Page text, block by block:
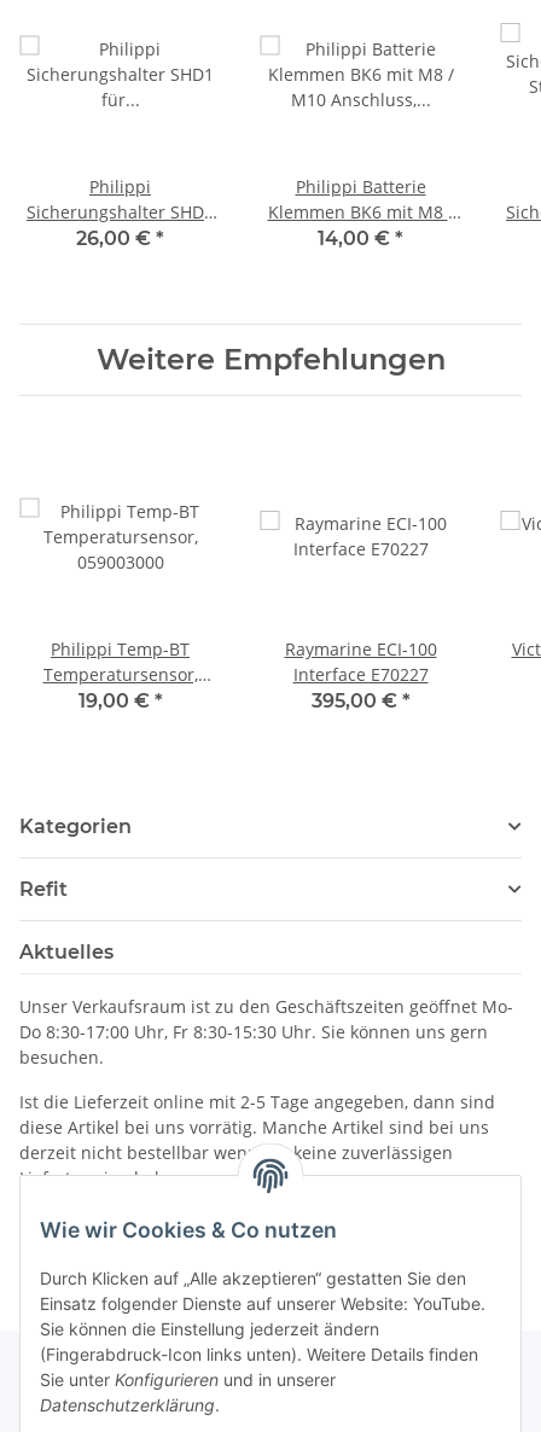
Wie wir Cookies & Co nutzen
Durch Klicken auf „Alle akzeptieren“ gestatten Sie den
Einsatz folgender Dienste auf unserer Website: YouTube.
Sie können die Einstellung jederzeit ändern
(Fingerabdruck-Icon links unten). Weitere Details finden
Sie unter Konfigurieren und in unserer
Datenschutzerklärung.
Philippi
Sicherungshalter SHD1
für Streifensicherungen,
26,00 € *
Philippi Batterie
Klemmen BK6 mit M8 /
M10 Anschluss,
14,00 € *
Weitere Empfehlungen
Philippi Temp-BT
Temperatursensor,
059003000
19,00 € *
Raymarine ECI-100
Interface E70227
395,00 € *
Kategorien
Refit
Aktuelles
Unser Verkaufsraum ist zu den Geschäftszeiten geöffnet Mo-
Do 8:30-17:00 Uhr, Fr 8:30-15:30 Uhr. Sie können uns gern
besuchen.
Ist die Lieferzeit online mit 2-5 Tage angegeben, dann sind
diese Artikel bei uns vorrätig. Manche Artikel sind bei uns
derzeit nicht bestellbar wenn wir keine zuverlässigen
Liefertermine haben.
Informationen
Gesetzliche Informationen